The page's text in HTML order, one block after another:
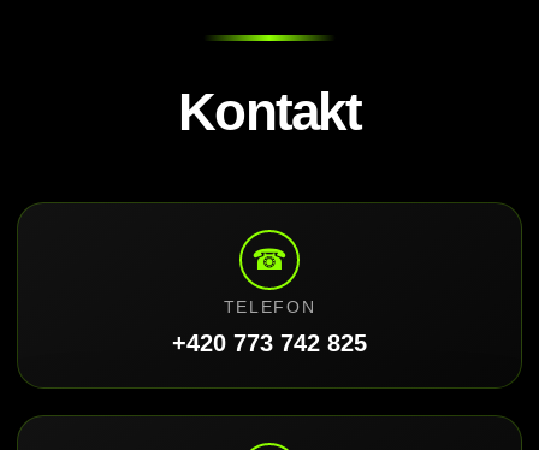
Kontakt
☎
TELEFON
+420 773 742 825